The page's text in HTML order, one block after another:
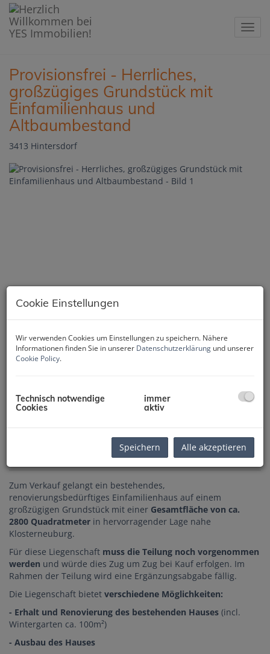
Provisionsfrei - Herrliches,
großzügiges Grundstück mit
Einfamilienhaus und
Altbaumbestand
3413 Hintersdorf
Zum Verkauf gelangt ein bestehendes,
renovierungsbedürftiges Einfamilienhaus auf einem
großzügigen Grundstück mit einer Gesamtfläche von ca.
2800 Quadratmeter in hervorragender Lage nahe
Klosterneuburg.
Für diese Liegenschaft muss die Teilung noch vorgenommen
werden und würde dies Zug um Zug bei Kauf erfolgen. Im
Rahmen der Teilung wird eine Ergänzungsabgabe fällig.
Die Liegenschaft bietet verschiedene Möglichkeiten:
- Erhalt und Renovierung des bestehenden Hauses (incl.
Wintergarten ca. 100m²)
- Ausbau des Hauses
Cookie Einstellungen
Wir verwenden Cookies um Einstellungen zu speichern. Nähere
Informationen finden Sie in unserer Datenschutzerklärung und unserer
Cookie Policy.
Technisch notwendige
Cookies
immer
aktiv
Speichern Alle akzeptieren